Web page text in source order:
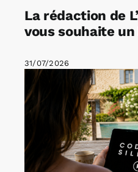
La rédaction de
vous souhaite
31/07/2026